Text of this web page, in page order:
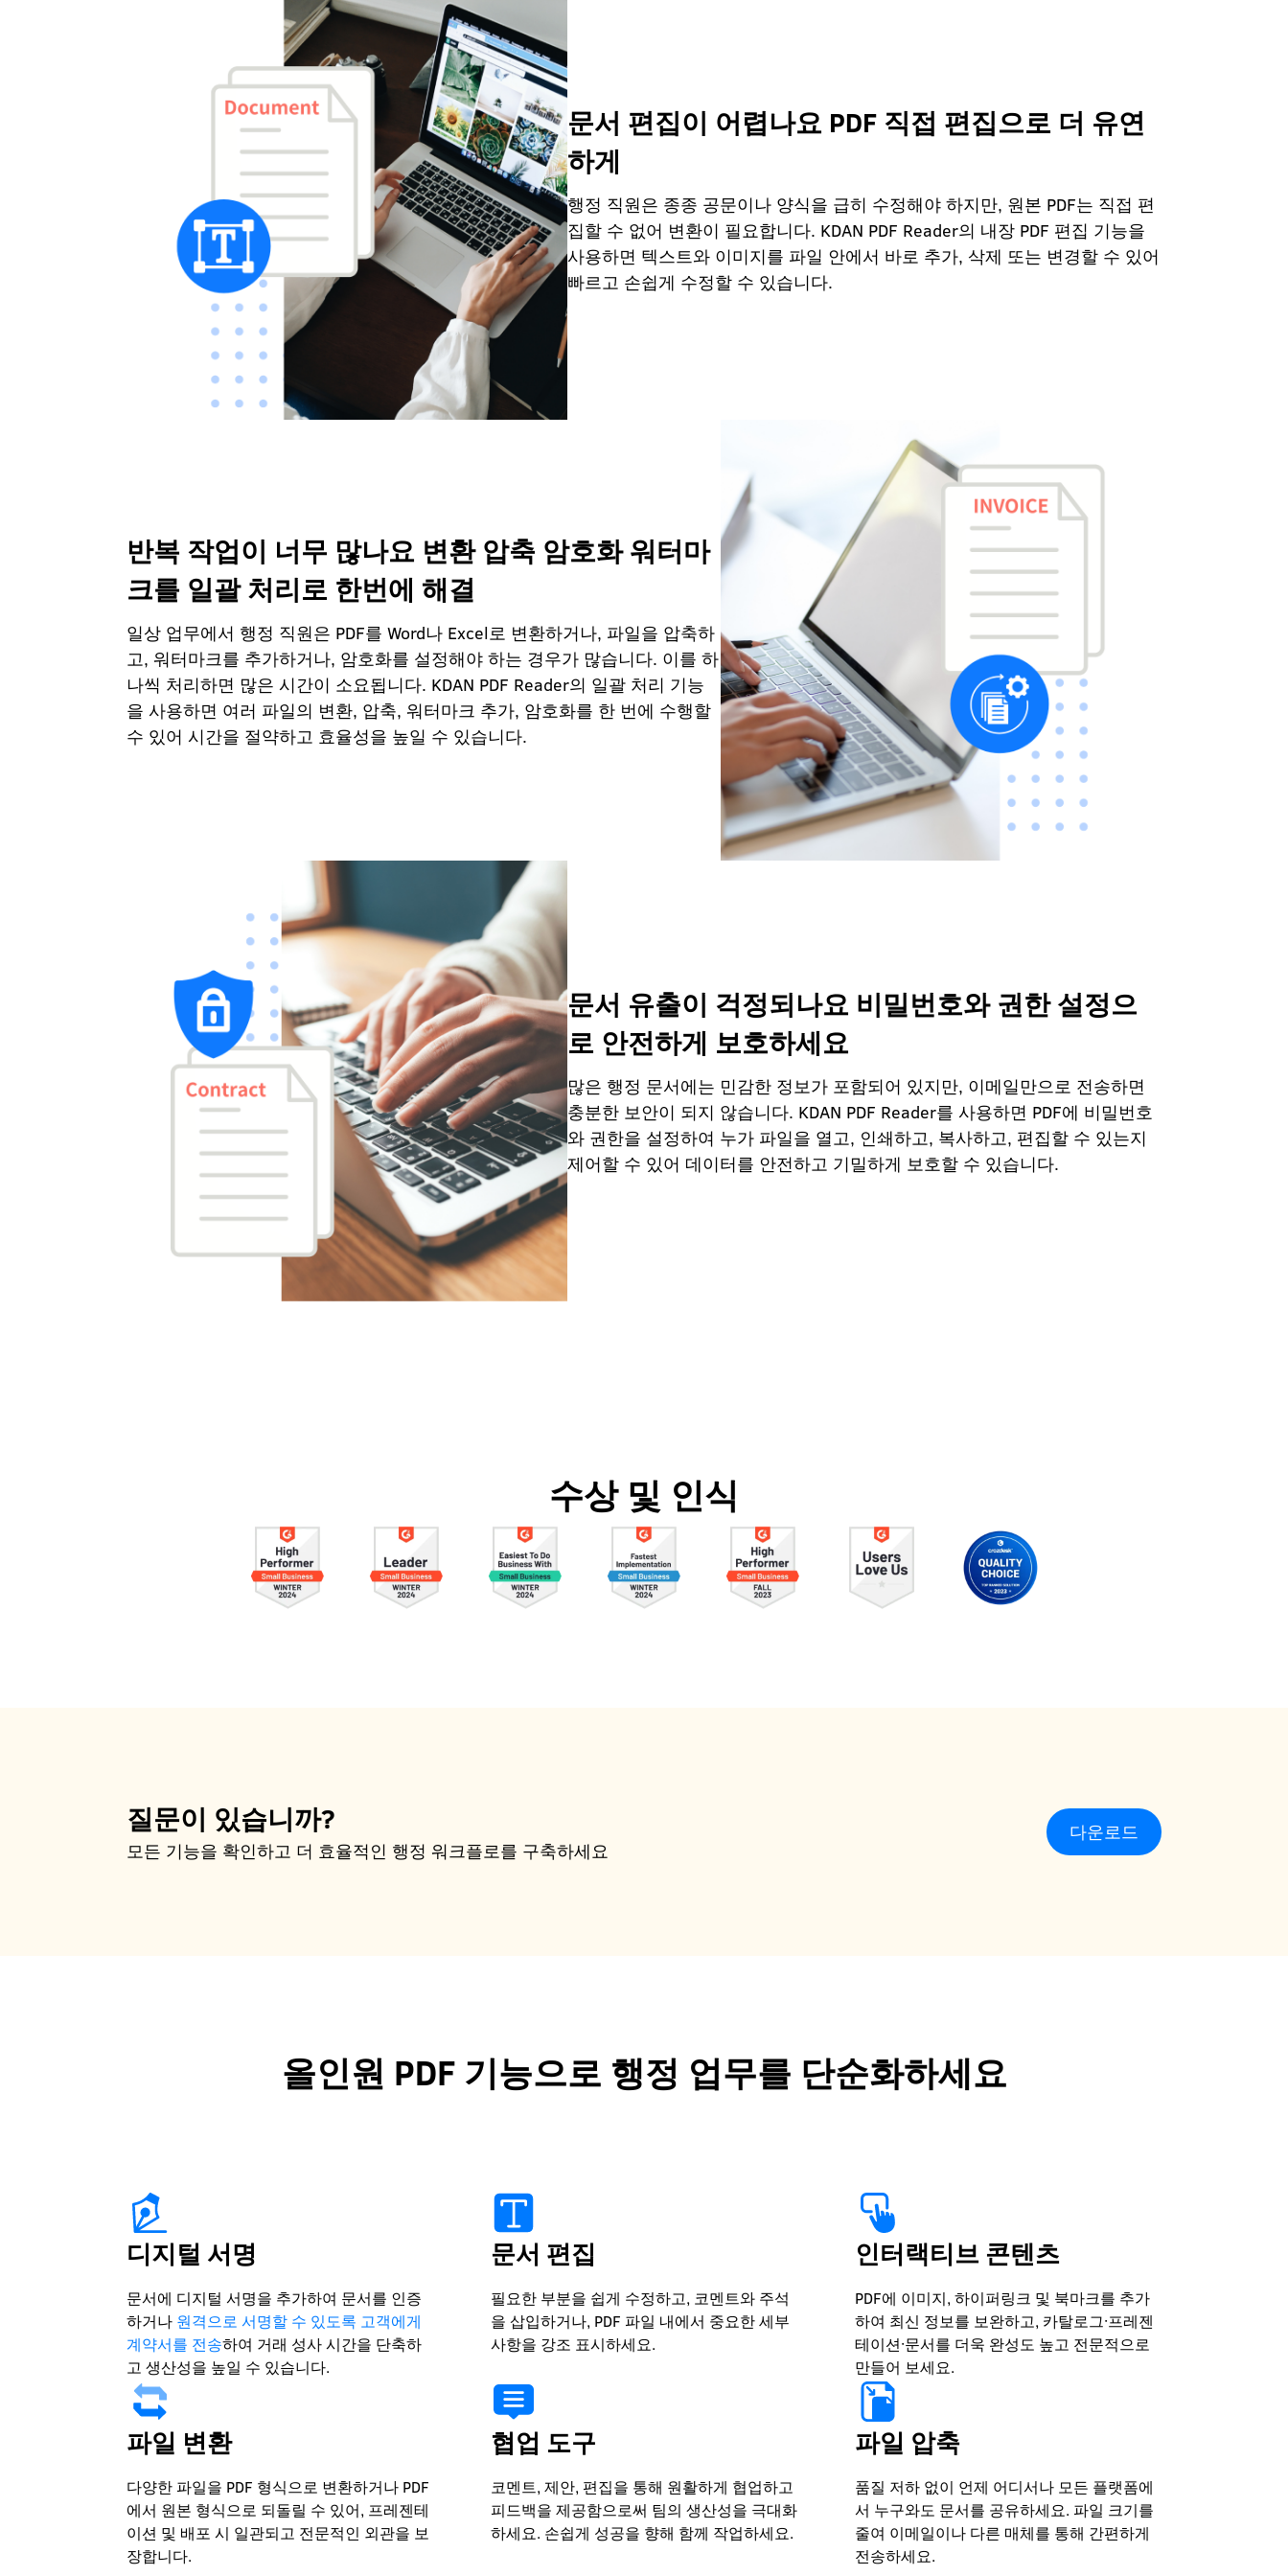
문서 편집이 어렵나요 PDF 직접 편집으로 더 유연
하게
행정 직원은 종종 공문이나 양식을 급히 수정해야 하지만, 원본 PDF는 직접 편
집할 수 없어 변환이 필요합니다. KDAN PDF Reader의 내장 PDF 편집 기능을
사용하면 텍스트와 이미지를 파일 안에서 바로 추가, 삭제 또는 변경할 수 있어
빠르고 손쉽게 수정할 수 있습니다.
반복 작업이 너무 많나요 변환 압축 암호화 워터마
크를 일괄 처리로 한번에 해결
일상 업무에서 행정 직원은 PDF를 Word나 Excel로 변환하거나, 파일을 압축하
고, 워터마크를 추가하거나, 암호화를 설정해야 하는 경우가 많습니다. 이를 하
나씩 처리하면 많은 시간이 소요됩니다. KDAN PDF Reader의 일괄 처리 기능
을 사용하면 여러 파일의 변환, 압축, 워터마크 추가, 암호화를 한 번에 수행할
수 있어 시간을 절약하고 효율성을 높일 수 있습니다.
문서 유출이 걱정되나요 비밀번호와 권한 설정으
로 안전하게 보호하세요
많은 행정 문서에는 민감한 정보가 포함되어 있지만, 이메일만으로 전송하면
충분한 보안이 되지 않습니다. KDAN PDF Reader를 사용하면 PDF에 비밀번호
와 권한을 설정하여 누가 파일을 열고, 인쇄하고, 복사하고, 편집할 수 있는지
제어할 수 있어 데이터를 안전하고 기밀하게 보호할 수 있습니다.
수상 및 인식
질문이 있습니까?
모든 기능을 확인하고 더 효율적인 행정 워크플로를 구축하세요
다운로드
올인원 PDF 기능으로 행정 업무를 단순화하세요
디지털 서명
문서에 디지털 서명을 추가하여 문서를 인증
하거나 원격으로 서명할 수 있도록 고객에게
계약서를 전송하여 거래 성사 시간을 단축하
고 생산성을 높일 수 있습니다.
문서 편집
필요한 부분을 쉽게 수정하고, 코멘트와 주석
을 삽입하거나, PDF 파일 내에서 중요한 세부
사항을 강조 표시하세요.
인터랙티브 콘텐츠
PDF에 이미지, 하이퍼링크 및 북마크를 추가
하여 최신 정보를 보완하고, 카탈로그·프레젠
테이션·문서를 더욱 완성도 높고 전문적으로
만들어 보세요.
파일 변환
다양한 파일을 PDF 형식으로 변환하거나 PDF
에서 원본 형식으로 되돌릴 수 있어, 프레젠테
이션 및 배포 시 일관되고 전문적인 외관을 보
장합니다.
협업 도구
코멘트, 제안, 편집을 통해 원활하게 협업하고
피드백을 제공함으로써 팀의 생산성을 극대화
하세요. 손쉽게 성공을 향해 함께 작업하세요.
파일 압축
품질 저하 없이 언제 어디서나 모든 플랫폼에
서 누구와도 문서를 공유하세요. 파일 크기를
줄여 이메일이나 다른 매체를 통해 간편하게
전송하세요.